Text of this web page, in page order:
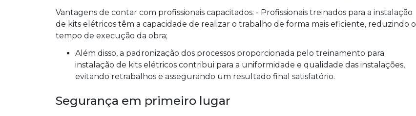
Vantagens de contar com profissionais capacitados: - Profissionais treinados para a instalação
de kits elétricos têm a capacidade de realizar o trabalho de forma mais eficiente, reduzindo o
tempo de execução da obra;
Além disso, a padronização dos processos proporcionada pelo treinamento para
instalação de kits elétricos contribui para a uniformidade e qualidade das instalações,
evitando retrabalhos e assegurando um resultado final satisfatório.
Segurança em primeiro lugar